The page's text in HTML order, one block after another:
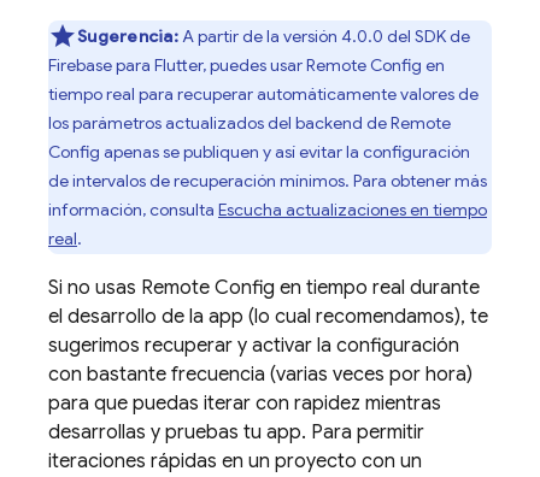
Sugerencia:A partir de la versión 4.0.0 del SDK de
Firebase para Flutter, puedes usarRemote Config en
tiempo real para recuperar automáticamente valores de
los parámetros actualizados del backend deRemote
Config apenas se publiquen y así evitar la configuración
de intervalos de recuperación mínimos. Para obtener más
información, consulta Escucha actualizaciones en tiempo
real.
Si no usas Remote Config en tiempo real durante
el desarrollo de la app (lo cual recomendamos), te
sugerimos recuperar y activar la configuración
con bastante frecuencia (varias veces por hora)
para que puedas iterar con rapidez mientras
desarrollas y pruebas tu app. Para permitir
iteraciones rápidas en un proyecto con un